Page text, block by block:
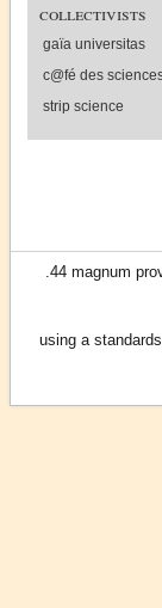
collectivists
gaïa universitas
c@fé des
strip science
.44 magnum
using a